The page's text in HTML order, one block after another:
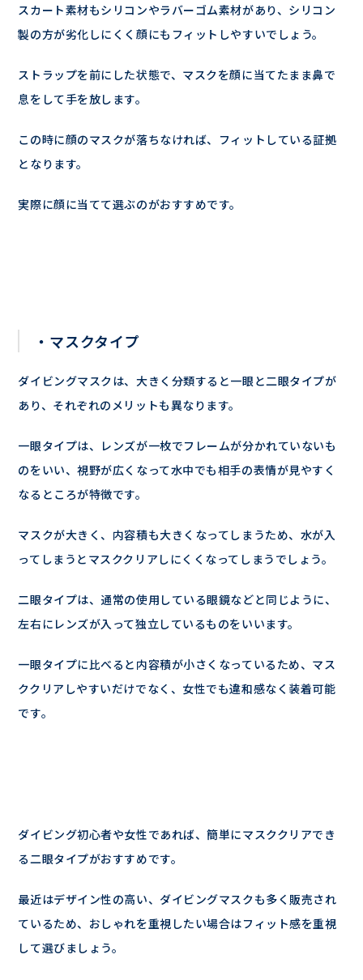
スカート素材もシリコンやラバーゴム素材があり、シリコン
製の方が劣化しにくく顔にもフィットしやすいでしょう。
ストラップを前にした状態で、マスクを顔に当てたまま鼻で
息をして手を放します。
この時に顔のマスクが落ちなければ、フィットしている証拠
となります。
実際に顔に当てて選ぶのがおすすめです。
・マスクタイプ
ダイビングマスクは、大きく分類すると一眼と二眼タイプが
あり、それぞれのメリットも異なります。
一眼タイプは、レンズが一枚でフレームが分かれていないも
のをいい、視野が広くなって水中でも相手の表情が見やすく
なるところが特徴です。
マスクが大きく、内容積も大きくなってしまうため、水が入
ってしまうとマスククリアしにくくなってしまうでしょう。
二眼タイプは、通常の使用している眼鏡などと同じように、
左右にレンズが入って独立しているものをいいます。
一眼タイプに比べると内容積が小さくなっているため、マス
ククリアしやすいだけでなく、女性でも違和感なく装着可能
です。
ダイビング初心者や女性であれば、簡単にマスククリアでき
る二眼タイプがおすすめです。
最近はデザイン性の高い、ダイビングマスクも多く販売され
ているため、おしゃれを重視したい場合はフィット感を重視
して選びましょう。